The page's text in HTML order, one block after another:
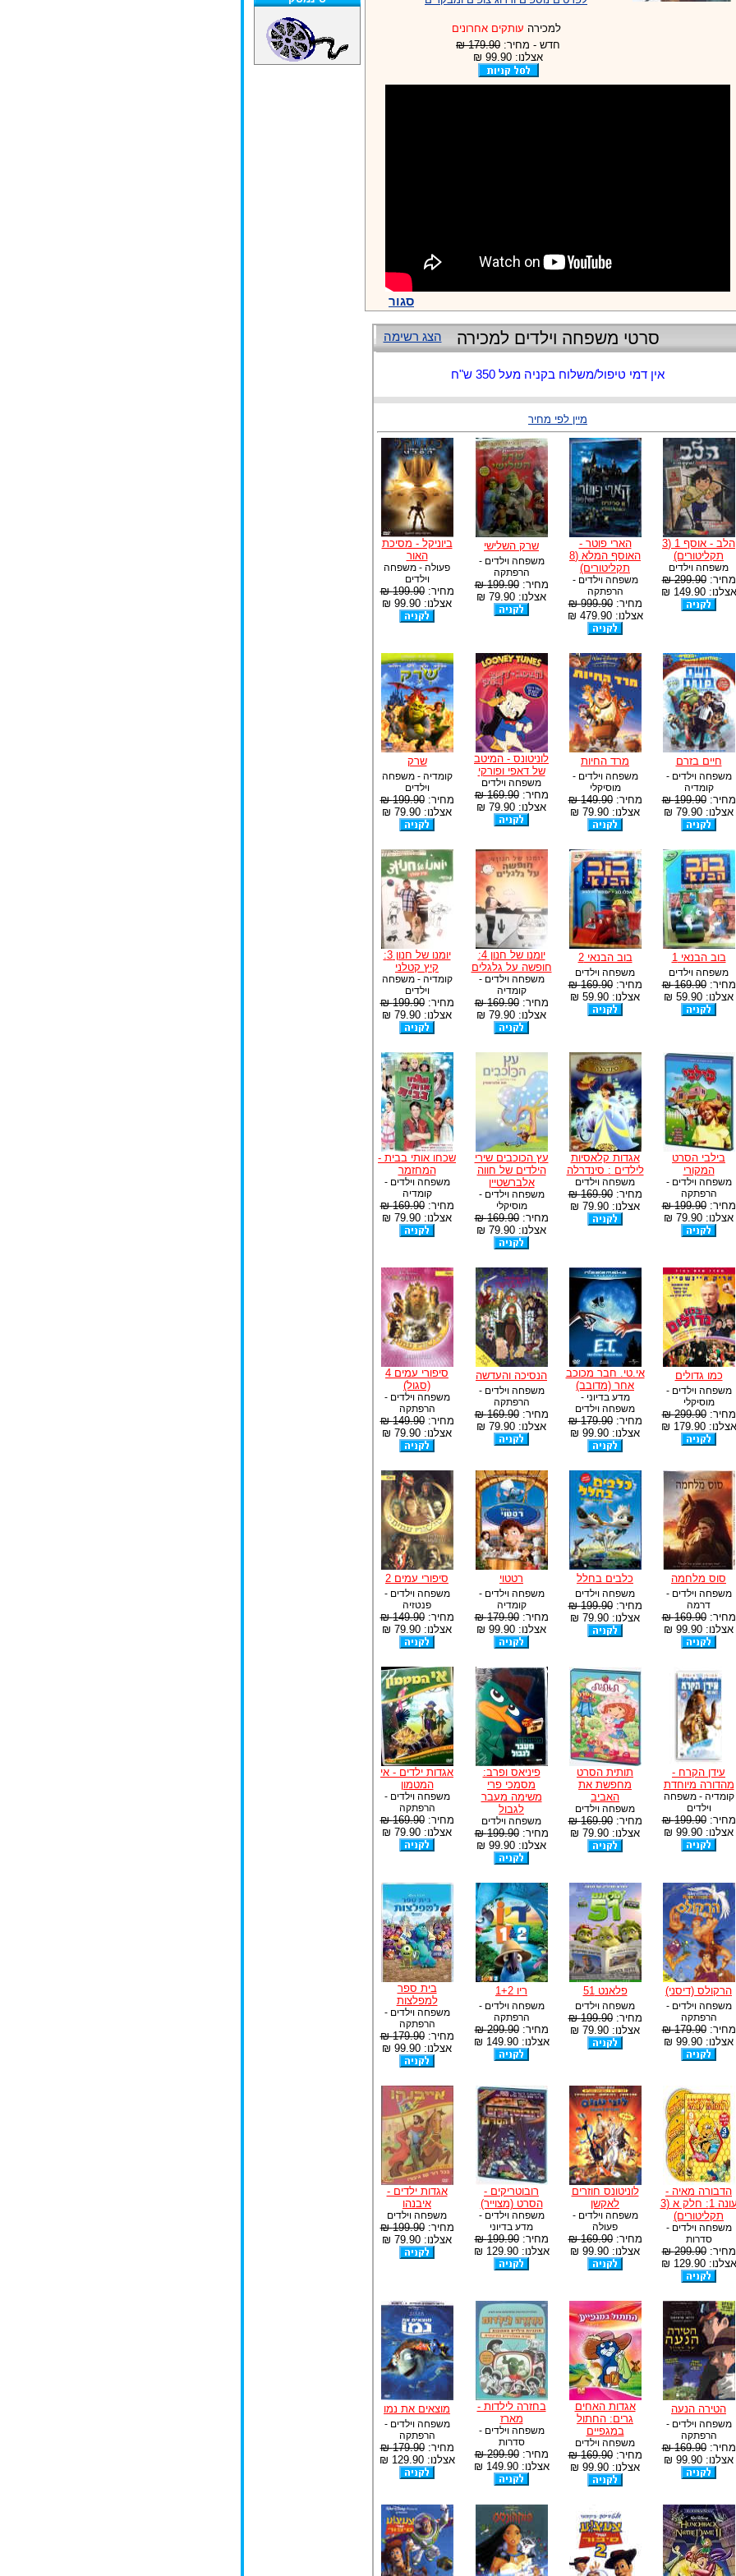
למכירה עותקים אחרונים
חדש - מחיר: 179.90 ₪
אצלנו: 99.90 ₪
סגור
הצג רשימה סרטי משפחה וילדים למכירה
אין דמי טיפול/משלוח בקניה מעל 350 ש"ח
מיין לפי מחיר
הלב - אוסף 1 (3
תקליטורים)
משפחה וילדים
מחיר:299.90 ₪
אצלנו: 149.90 ₪
הארי פוטר -
האוסף המלא (8
תקליטורים)
משפחה וילדים -
הרפתקה
מחיר:999.90 ₪
אצלנו: 479.90 ₪
שרק השלישי
משפחה וילדים -
הרפתקה
מחיר:199.90 ₪
אצלנו: 79.90 ₪
ביוניקל - מסיכת
האור
פעולה - משפחה
וילדים
מחיר:199.90 ₪
אצלנו: 99.90 ₪
חיים בזרם
משפחה וילדים -
קומדיה
מחיר:199.90 ₪
אצלנו: 79.90 ₪
מרד החיות
משפחה וילדים -
מוסיקלי
מחיר:149.90 ₪
אצלנו: 79.90 ₪
לוניטונס - המיטב
של דאפי ופורקי
משפחה וילדים
מחיר:169.90 ₪
אצלנו: 79.90 ₪
שרק
קומדיה - משפחה
וילדים
מחיר:199.90 ₪
אצלנו: 79.90 ₪
בוב הבנאי 1
משפחה וילדים
מחיר:169.90 ₪
אצלנו: 59.90 ₪
בוב הבנאי 2
משפחה וילדים
מחיר:169.90 ₪
אצלנו: 59.90 ₪
יומנו של חנון 4:
חופשה על גלגלים
משפחה וילדים -
קומדיה
מחיר:169.90 ₪
אצלנו: 79.90 ₪
יומנו של חנון 3:
קיץ קטלני
קומדיה - משפחה
וילדים
מחיר:199.90 ₪
אצלנו: 79.90 ₪
בילבי הסרט
המקורי
משפחה וילדים -
הרפתקה
מחיר:199.90 ₪
אצלנו: 79.90 ₪
אגדות קלאסיות
לילדים : סינדרלה
משפחה וילדים
מחיר:169.90 ₪
אצלנו: 79.90 ₪
עץ הכוכבים שירי
הילדים של חווה
אלברשטיין
משפחה וילדים -
מוסיקלי
מחיר:169.90 ₪
אצלנו: 79.90 ₪
שכחו אותי בבית -
המחזמר
משפחה וילדים -
קומדיה
מחיר:169.90 ₪
אצלנו: 79.90 ₪
כמו גדולים
משפחה וילדים -
מוסיקלי
מחיר:299.90 ₪
אצלנו: 179.90 ₪
אי.טי. חבר מכוכב
אחר (מדובב)
מדע בדיוני -
משפחה וילדים
מחיר:179.90 ₪
אצלנו: 99.90 ₪
הנסיכה והעדשה
משפחה וילדים -
הרפתקה
מחיר:169.90 ₪
אצלנו: 79.90 ₪
סיפורי עמים 4
(סגול)
משפחה וילדים -
הרפתקה
מחיר:149.90 ₪
אצלנו: 79.90 ₪
סוס מלחמה
משפחה וילדים -
דרמה
מחיר:169.90 ₪
אצלנו: 99.90 ₪
כלבים בחלל
משפחה וילדים
מחיר:199.90 ₪
אצלנו: 79.90 ₪
רטטוי
משפחה וילדים -
קומדיה
מחיר:179.90 ₪
אצלנו: 99.90 ₪
סיפורי עמים 2
משפחה וילדים -
פנטזיה
מחיר:149.90 ₪
אצלנו: 79.90 ₪
עידן הקרח -
מהדורה מיוחדת
קומדיה - משפחה
וילדים
מחיר:199.90 ₪
אצלנו: 99.90 ₪
תותית הסרט
מחפשת את
האביב
משפחה וילדים
מחיר:169.90 ₪
אצלנו: 79.90 ₪
פיניאס ופרב:
מסמכי פרי
משימה מעבר
לגבול
משפחה וילדים
מחיר:199.90 ₪
אצלנו: 99.90 ₪
אגדות ילדים - אי
המטמון
משפחה וילדים -
הרפתקה
מחיר:169.90 ₪
אצלנו: 79.90 ₪
הרקולס (דיסני)
משפחה וילדים -
הרפתקה
מחיר:179.90 ₪
אצלנו: 99.90 ₪
פלאנט 51
משפחה וילדים
מחיר:199.90 ₪
אצלנו: 79.90 ₪
ריו 1+2
משפחה וילדים -
הרפתקה
מחיר:299.90 ₪
אצלנו: 149.90 ₪
בית ספר
למפלצות
משפחה וילדים -
הרפתקה
מחיר:179.90 ₪
אצלנו: 99.90 ₪
הדבורה מאיה -
עונה 1: חלק א (3
תקליטורים)
משפחה וילדים -
סדרות
מחיר:299.90 ₪
אצלנו: 129.90 ₪
לוניטונס חוזרים
לאקשן
משפחה וילדים -
פעולה
מחיר:169.90 ₪
אצלנו: 99.90 ₪
רובוטריקים -
הסרט (מצוייר)
משפחה וילדים -
מדע בדיוני
מחיר:199.90 ₪
אצלנו: 129.90 ₪
אגדות ילדים -
איבנהו
משפחה וילדים
מחיר:199.90 ₪
אצלנו: 79.90 ₪
הטירה הנעה
משפחה וילדים -
הרפתקה
מחיר:169.90 ₪
אצלנו: 99.90 ₪
אגדות האחים
גרים: החתול
במגפיים
משפחה וילדים
מחיר:169.90 ₪
אצלנו: 99.90 ₪
בחזרה לילדות -
מארז
משפחה וילדים -
סדרות
מחיר:299.90 ₪
אצלנו: 149.90 ₪
מוצאים את נמו
משפחה וילדים -
הרפתקה
מחיר:179.90 ₪
אצלנו: 129.90 ₪